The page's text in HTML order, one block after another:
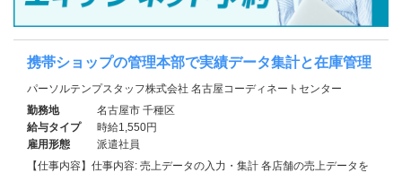
携帯ショップの管理本部で実績データ集計と在庫管理
パーソルテンプスタッフ株式会社 名古屋コーディネートセンター
勤務地
名古屋市 千種区
給与タイプ
時給1,550円
雇用形態
派遣社員
【仕事内容】仕事内容: 売上データの入力・集計 各店舗の売上データを